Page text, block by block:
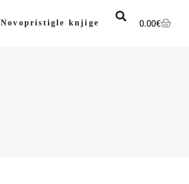
Novopristigle knjige 0.00€